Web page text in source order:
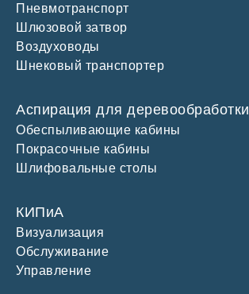
Пневмотранспорт
Шлюзовой затвор
Воздуховоды
Шнековый транспортер
Аспирация для деревообработки
Обеспыливающие кабины
Покрасочные кабины
Шлифовальные столы
КИПиА
Визуализация
Обслуживание
Управление